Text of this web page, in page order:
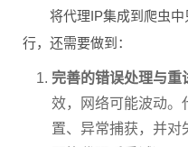
将代理IP集成到爬虫
行，还需要做到：
完善的错误处理与重
效，网络可能波动。
置、异常捕获，并对